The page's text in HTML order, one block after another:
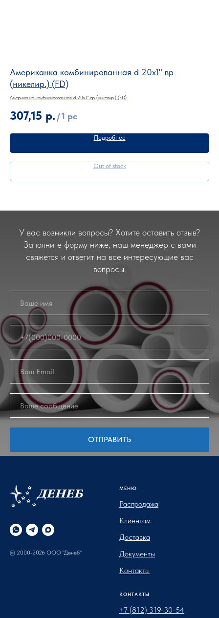
Американка комбинированная d 20х1" вр
(никелир.) (FD)
Американка комбинированная d 20х1" вр (никелир.) (FD)
307,15 р. /1 pc
Подробнее
Out of stock
У вас возникли вопросы? Хотите оставить отзыв?
Заполните форму ниже, наш менеджер с вами
свяжется и ответит на все интересующие вас
вопросы.
ОТПРАВИТЬ
© 2000-2026 ООО "Денеб"
МЕНЮ
Распродажа
Клиентам
Доставка
Документы
Контакты
КОНТАКТЫ
+7 (812) 319-30-54